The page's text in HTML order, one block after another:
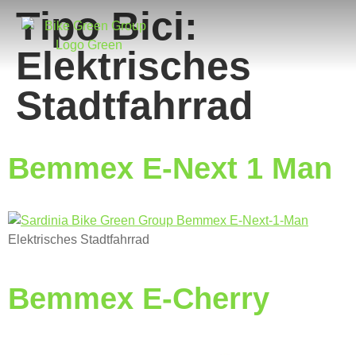
Tipo Bici:
Elektrisches
Stadtfahrrad
Bemmex E-Next 1 Man
Elektrisches Stadtfahrrad
Bemmex E-Cherry